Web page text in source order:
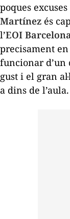
poques
Martínez és
l’EOI
precisament
funcionar d’un
gust i el gran
a dins de l’aula.